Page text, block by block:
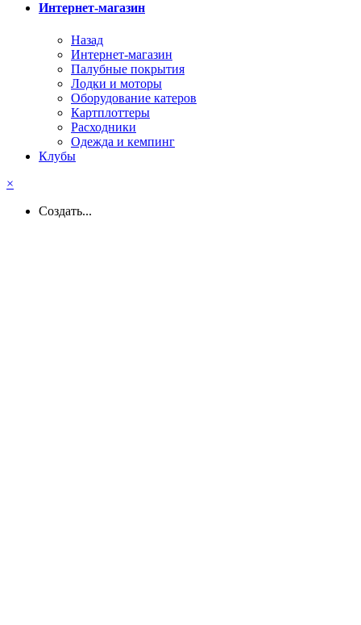
Интернет-магазин
Назад
Интернет-магазин
Палубные покрытия
Лодки и моторы
Оборудование катеров
Картплоттеры
Расходники
Одежда и кемпинг
Клубы
×
Создать...